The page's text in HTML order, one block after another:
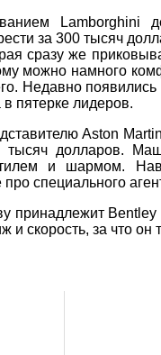
Lamborghini
за 300 тысяч
сразу же
можно намного
Недавно
пятерке лидеров.
Aston
тысяч долларов.
и шармом.
специального
принадлежит
и скорость, за что